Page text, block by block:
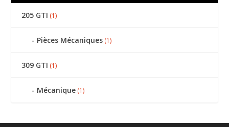
205 GTI (1)
Pièces Mécaniques (1)
309 GTI (1)
Mécanique (1)